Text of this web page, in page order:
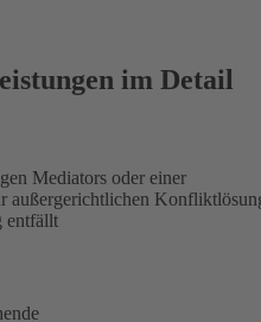
im Detail
Mediators oder einer
außergerichtlichen
entfällt